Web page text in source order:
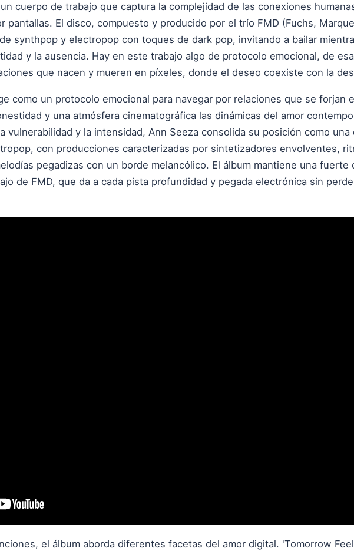
cuerpo de trabajo que captura la complejidad de las conexiones
pantallas. El disco, compuesto y producido por el trío FMD (Fuchs,
synthpop y electropop con toques de dark pop, invitando a bailar
y la ausencia. Hay en este trabajo algo de protocolo emocional, de
que nacen y mueren en píxeles, donde el deseo coexiste con la
como un protocolo emocional para navegar por relaciones que se forjan
y una atmósfera cinematográfica las dinámicas del amor
vulnerabilidad y la intensidad, Ann Seeza consolida su posición como una
con producciones caracterizadas por sintetizadores envolventes,
pegadizas con un borde melancólico. El álbum mantiene una fuerte
de FMD, que da a cada pista profundidad y pegada electrónica sin
el álbum aborda diferentes facetas del amor digital. 'Tomorrow